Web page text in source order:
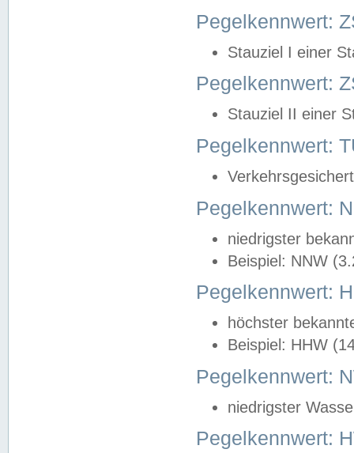
Pegelkennwert:
Stauziel I einer
Pegelkennwert:
Stauziel II einer
Pegelkennwert:
Pegelkennwert:
niedrigster
Beispiel: NNW
Pegelkennwert:
höchster
Beispiel: HHW
Pegelkennwert:
niedrigster
Pegelkennwert: